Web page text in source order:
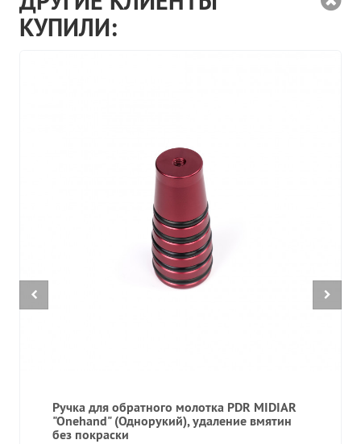
КУПИЛИ:
Ручка для обратного молотка PDR MIDIAR
"Onehand" (Однорукий), удаление вмятин
без покраски